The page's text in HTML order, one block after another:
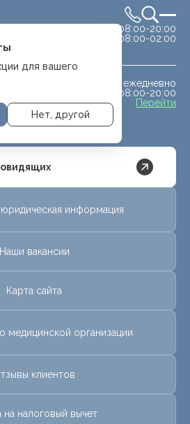
сб-вс 08:00-20:00
08:00-02:00
ежедневно
08:00-20:00
Перейти
для вашего
Нет, другой
информация
Наши вакансии
Карта сайта
медицинской организации
клиентов
на налоговый вычет